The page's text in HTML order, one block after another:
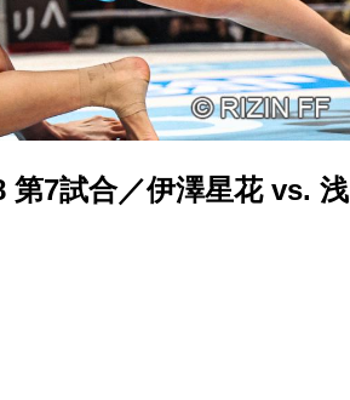
第7試合／伊澤星花 vs. 浅